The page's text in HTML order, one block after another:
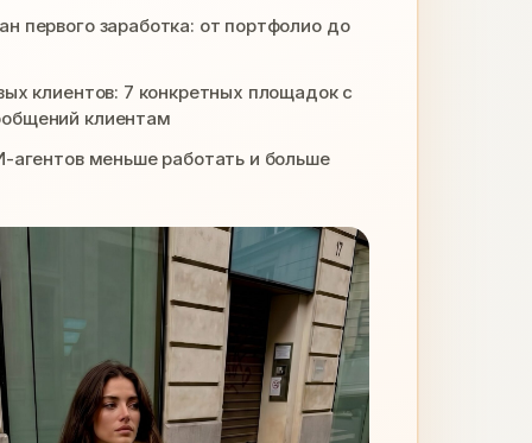
первого заработка: от портфолио до
клиентов: 7 конкретных площадок с
клиентам
агентов меньше работать и больше